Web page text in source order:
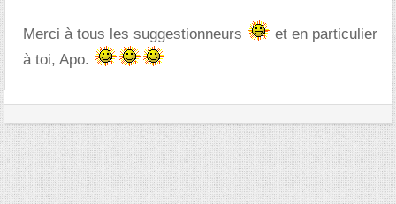
Merci à tous les suggestionneurs
et en particulier
à toi, Apo.